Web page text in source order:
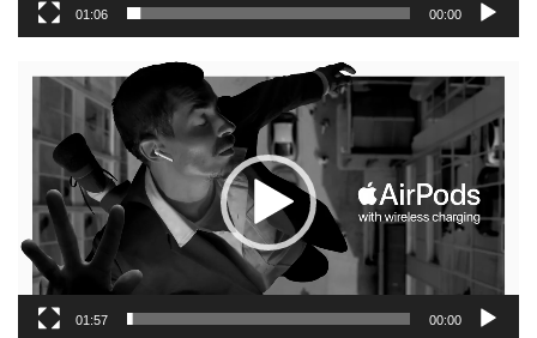
00:00
01:06
נגן
וידאו
00:00
01:57